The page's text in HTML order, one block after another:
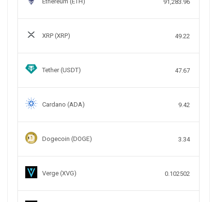
91,283.96
XRP (XRP) 49.22
Tether (USDT) 47.67
Cardano (ADA) 9.42
Dogecoin (DOGE) 3.34
Verge (XVG) 0.102502